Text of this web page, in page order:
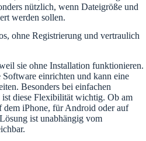
nützlich, wenn Dateigröße und
werden sollen.
ohne Registrierung und vertraulich
sie ohne Installation funktionieren.
einrichten und kann eine
Besonders bei einfachen
diese Flexibilität wichtig. Ob am
dem iPhone, für Android oder auf
ist unabhängig vom